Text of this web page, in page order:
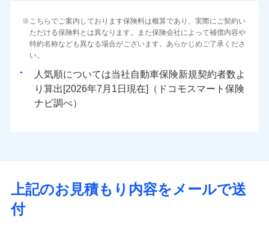
こちらでご案内しております保険料は概算であり、実際にご契約い
ただける保険料とは異なります。また保険会社によって補償内容や
特約名称なども異なる場合がございます。あらかじめご了承くださ
い。
人気順については当社
新規契約者数よ
り算出[
年 月
日現在]（ドコモスマート保険
ナビ調べ）
上記のお見積もり内容をメールで送
付